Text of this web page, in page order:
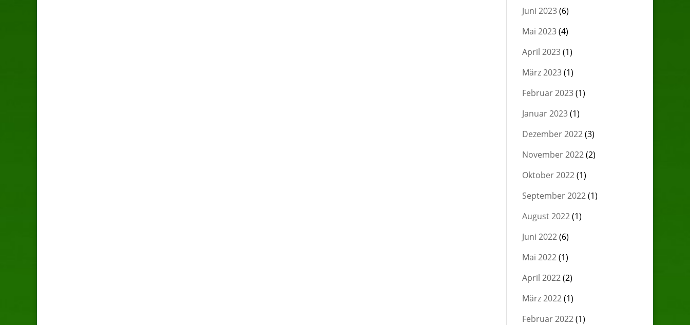
Juni 2023(6)
Mai 2023(4)
April 2023(1)
März 2023(1)
Februar 2023(1)
Januar 2023(1)
Dezember 2022(3)
November 2022(2)
Oktober 2022(1)
September 2022(1)
August 2022(1)
Juni 2022(6)
Mai 2022(1)
April 2022(2)
März 2022(1)
Februar 2022(1)